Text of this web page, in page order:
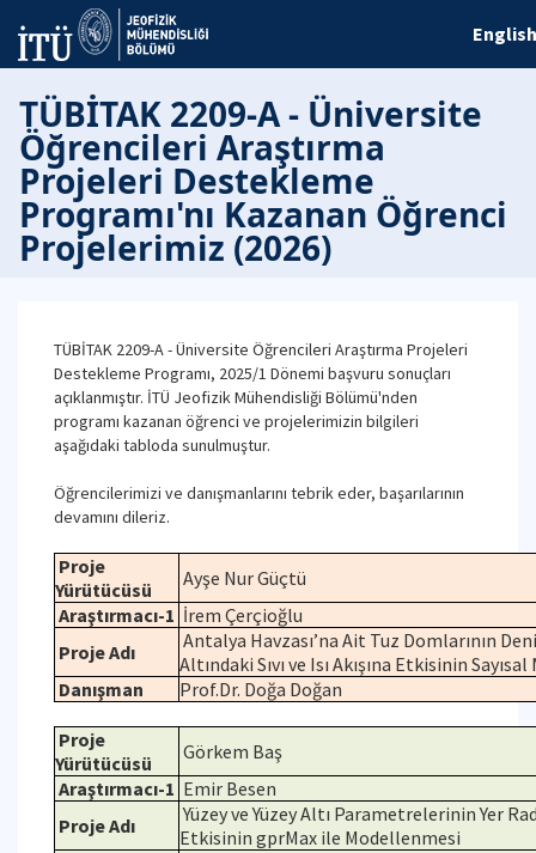
English
TÜBİTAK 2209-A - Üniversite
Öğrencileri Araştırma
Projeleri Destekleme
Programı'nı Kazanan Öğrenci
Projelerimiz (2026)
TÜBİTAK 2209-A - Üniversite Öğrencileri Araştırma Projeleri
Destekleme Programı, 2025/1 Dönemi başvuru sonuçları
açıklanmıştır. İTÜ Jeofizik Mühendisliği Bölümü'nden
programı kazanan öğrenci ve projelerimizin bilgileri
aşağıdaki tabloda sunulmuştur.
Öğrencilerimizi ve danışmanlarını tebrik eder, başarılarının
devamını dileriz.
Proje
Yürütücüsü
Ayşe Nur Güçtü
Araştırmacı-1 İrem Çerçioğlu
Proje Adı
Antalya Havzası’na Ait Tuz Domlarının
Altındaki Sıvı ve Isı Akışına Etkisinin
Danışman
Prof.Dr. Doğa Doğan
Proje
Yürütücüsü
Görkem Baş
Araştırmacı-1 Emir Besen
Proje Adı
Yüzey ve Yüzey Altı Parametrelerinin Yer
Etkisinin gprMax ile Modellenmesi